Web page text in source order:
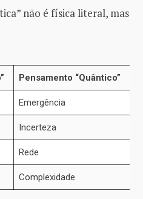
não é física literal, mas
Pensamento “Quântico”
Emergência
Incerteza
Rede
Complexidade